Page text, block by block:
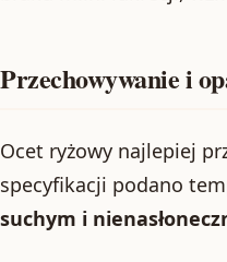
Przechowywanie i
Ocet ryżowy najlepiej
specyfikacji podano
suchym i